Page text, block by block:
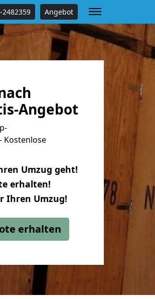
2482359 Angebot
Angebot
Kostenlose
Umzug geht!
erhalten!
Ihren Umzug!
erhalten